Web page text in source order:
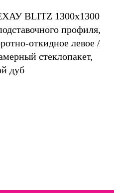
BLITZ 1300х1300
профиля,
откидное левое /
стеклопакет,
дуб